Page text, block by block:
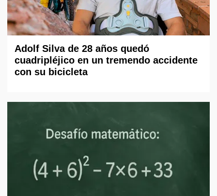
Adolf Silva de 28 años quedó
cuadripléjico en un tremendo accidente
con su bicicleta